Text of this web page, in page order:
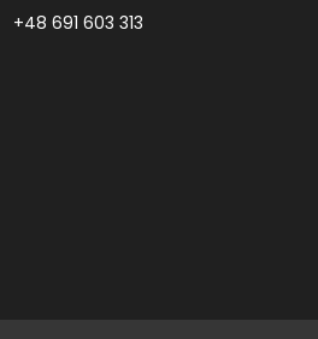
+48 691 603 313